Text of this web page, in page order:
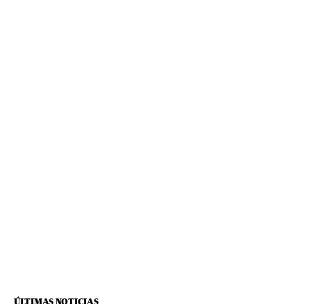
ÚLTIMAS NOTICIAS